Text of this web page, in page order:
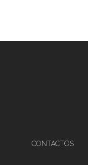
CONTACTOS